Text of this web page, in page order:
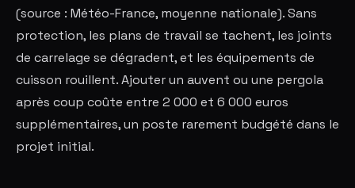
(source : Météo-France, moyenne nationale). Sans
protection, les plans de travail se tachent, les joints
de carrelage se dégradent, et les équipements de
cuisson rouillent. Ajouter un auvent ou une pergola
après coup coûte entre 2 000 et 6 000 euros
supplémentaires, un poste rarement budgété dans le
projet initial.